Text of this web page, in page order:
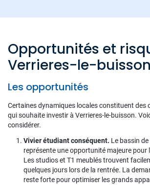
Opportunités et
Verrieres-le-buisson
Les opportunités
Certaines dynamiques locales constituent des
qui souhaite investir à Verrieres-le-buisson.
considérer.
Vivier étudiant conséquent. Le bassin
représente une opportunité majeure pour
Les studios et T1 meublés trouvent
quelques jours lors de la rentrée. La
reste forte pour optimiser les grands